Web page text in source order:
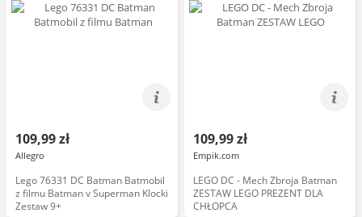
109,99 zł
Allegro
Lego 76331 DC Batman Batmobil
z filmu Batman v Superman Klocki
Zestaw 9+
109,99 zł
Empik.com
LEGO DC - Mech Zbroja Batman
ZESTAW LEGO PREZENT DLA
CHŁOPCA